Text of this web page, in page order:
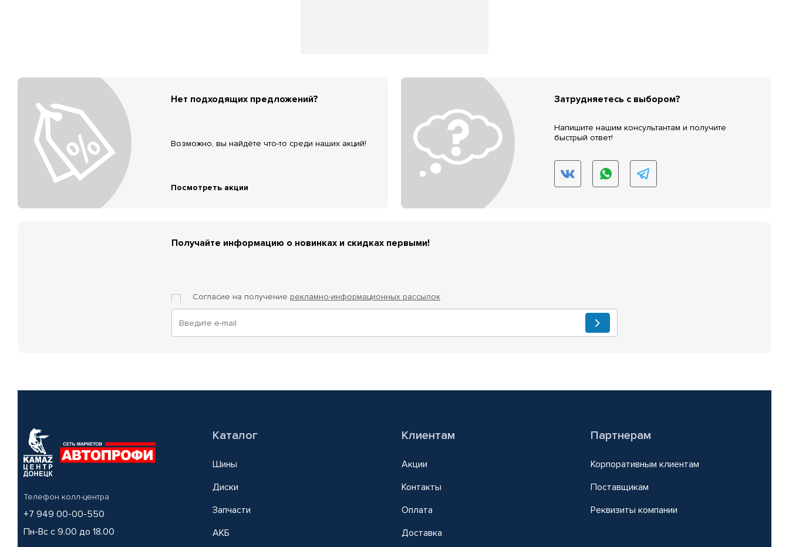
Нет подходящих предложений?
Возможно, вы найдёте что-то среди наших акций!
Посмотреть акции
Затрудняетесь с выбором?
Напишите нашим консультантам и получите
быстрый ответ!
Получайте информацию о новинках и скидках первыми!
Согласие на получение рекламно-информационных рассылок
Телефон колл-центра
+7 949 00-00-550
Пн-Вс с 9.00 до 18.00
Каталог
Шины
Диски
Запчасти
АКБ
Клиентам
Акции
Контакты
Оплата
Доставка
Партнерам
Корпоративным клиентам
Поставщикам
Реквизиты компании